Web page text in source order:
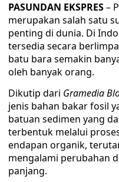
PASUNDAN EKSPRES–
merupakan salah satu
penting di dunia. Di
tersedia secara
batu bara semakin
oleh banyak orang.
Dikutip dari Gramedia
jenis bahan bakar fosil
batuan sedimen yang
terbentuk melalui
endapan organik,
mengalami perubahan
panjang.